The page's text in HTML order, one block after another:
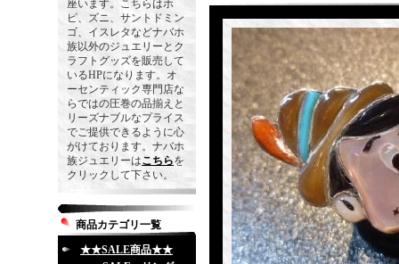
座います。こちらはホ
ピ、ズニ、サントドミン
ゴ、イスレタなどナバホ
族以外のジュエリーとク
ラフトグッズを販売して
いるHPになります。オ
ーセンティック専門店な
らではの圧巻の品揃えと
リーズナブルなプライス
でご提供できるように心
がけております。ナバホ
族ジュエリーはこちらを
クリックして下さい。
商品カテゴリ一覧
★★SALE商品★★